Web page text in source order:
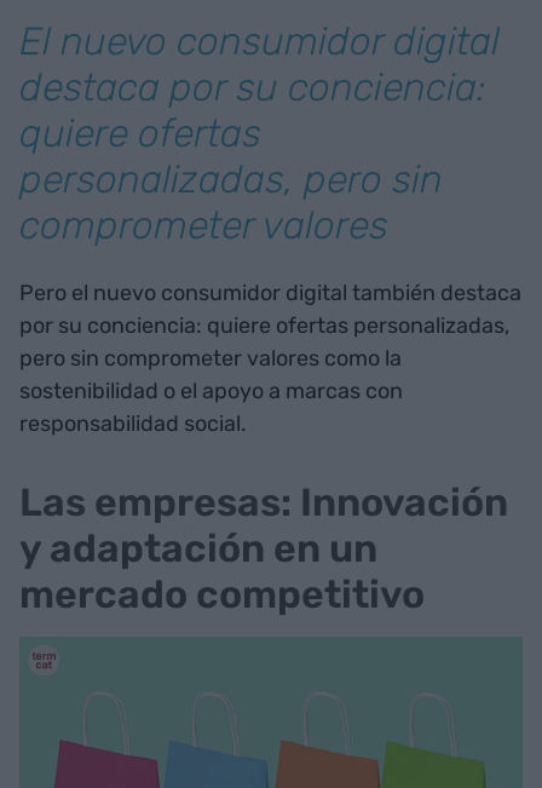
El nuevo consumidor digital
destaca por su conciencia:
quiere ofertas
personalizadas, pero sin
comprometer valores
Pero el nuevo consumidor digital también destaca
por su conciencia: quiere ofertas personalizadas,
pero sin comprometer valores como la
sostenibilidad o el apoyo a marcas con
responsabilidad social.
Las empresas: Innovación
y adaptación en un
mercado competitivo